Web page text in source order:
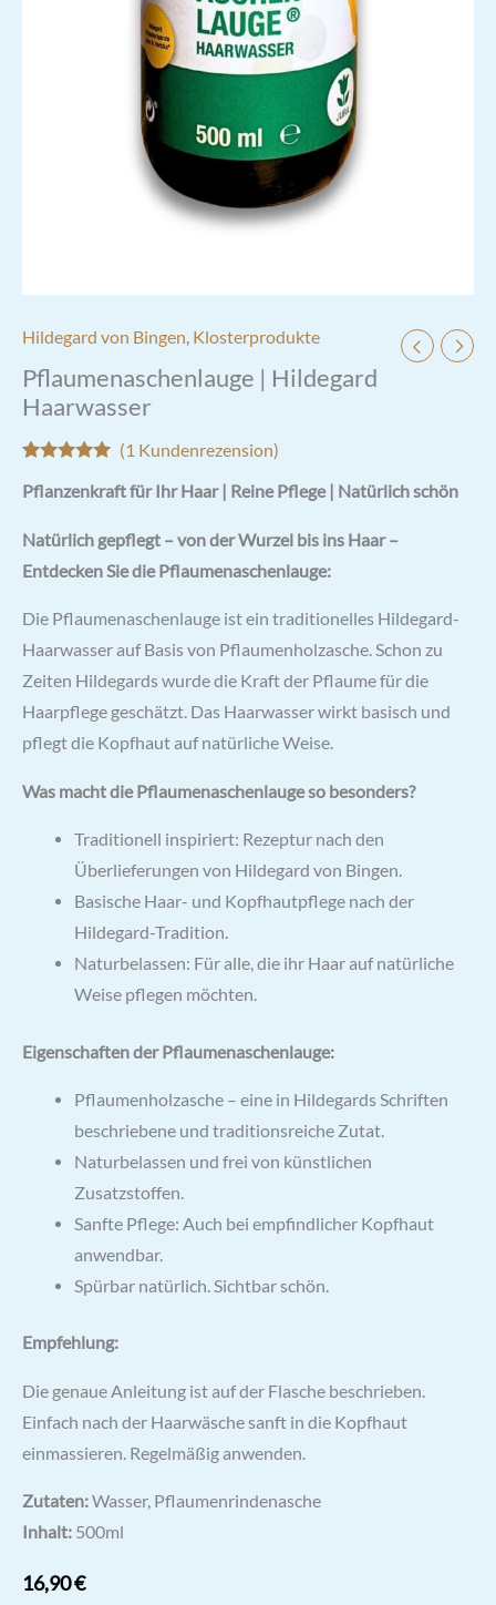
Hildegard von Bingen, Klosterprodukte
Pflaumenaschenlauge | Hildegard
Haarwasser
5.00von 5,
Kundenbewertung
(1 Kundenrezension)
Pflanzenkraft für Ihr Haar | Reine Pflege | Natürlich schön
Natürlich gepflegt – von der Wurzel bis ins Haar –
Entdecken Sie die Pflaumenaschenlauge:
Die Pflaumenaschenlauge ist ein traditionelles Hildegard-
Haarwasser auf Basis von Pflaumenholzasche. Schon zu
Zeiten Hildegards wurde die Kraft der Pflaume für die
Haarpflege geschätzt. Das Haarwasser wirkt basisch und
pflegt die Kopfhaut auf natürliche Weise.
Was macht die Pflaumenaschenlauge so besonders?
Traditionell inspiriert: Rezeptur nach den
Überlieferungen von Hildegard von Bingen.
Basische Haar- und Kopfhautpflege nach der
Hildegard-Tradition.
Naturbelassen: Für alle, die ihr Haar auf natürliche
Weise pflegen möchten.
Eigenschaften der Pflaumenaschenlauge:
Pflaumenholzasche – eine in Hildegards Schriften
beschriebene und traditionsreiche Zutat.
Naturbelassen und frei von künstlichen
Zusatzstoffen.
Sanfte Pflege: Auch bei empfindlicher Kopfhaut
anwendbar.
Spürbar natürlich. Sichtbar schön.
Empfehlung:
Die genaue Anleitung ist auf der Flasche beschrieben.
Einfach nach der Haarwäsche sanft in die Kopfhaut
einmassieren. Regelmäßig anwenden.
Zutaten:Wasser, Pflaumenrindenasche
Inhalt: 500ml
16,90€